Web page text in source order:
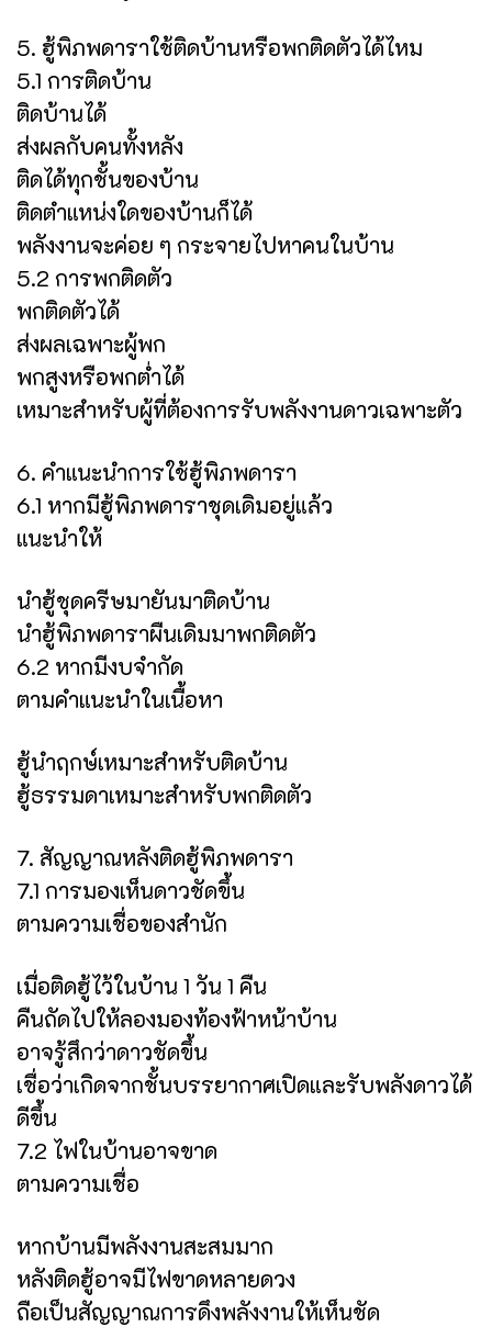
5. ฮู้พิภพดาราใช้ติดบ้านหรือพกติดตัวได้ไหม
5.1 การติดบ้าน
ติดบ้านได้
ส่งผลกับคนทั้งหลัง
ติดได้ทุกชั้นของบ้าน
ติดตำแหน่งใดของบ้านก็ได้
พลังงานจะค่อย ๆ กระจายไปหาคนในบ้าน
5.2 การพกติดตัว
พกติดตัวได้
ส่งผลเฉพาะผู้พก
พกสูงหรือพกต่ำได้
เหมาะสำหรับผู้ที่ต้องการรับพลังงานดาวเฉพาะตัว
6. คำแนะนำการใช้ฮู้พิภพดารา
6.1 หากมีฮู้พิภพดาราชุดเดิมอยู่แล้ว
แนะนำให้
นำฮู้ชุดครีษมายันมาติดบ้าน
นำฮู้พิภพดาราผืนเดิมมาพกติดตัว
6.2 หากมีงบจำกัด
ตามคำแนะนำในเนื้อหา
ฮู้นำฤกษ์เหมาะสำหรับติดบ้าน
ฮู้ธรรมดาเหมาะสำหรับพกติดตัว
7. สัญญาณหลังติดฮู้พิภพดารา
7.1 การมองเห็นดาวชัดขึ้น
ตามความเชื่อของสำนัก
เมื่อติดฮู้ไว้ในบ้าน 1 วัน 1 คืน
คืนถัดไปให้ลองมองท้องฟ้าหน้าบ้าน
อาจรู้สึกว่าดาวชัดขึ้น
เชื่อว่าเกิดจากชั้นบรรยากาศเปิดและรับพลังดาวได้
ดีขึ้น
7.2 ไฟในบ้านอาจขาด
ตามความเชื่อ
หากบ้านมีพลังงานสะสมมาก
หลังติดฮู้อาจมีไฟขาดหลายดวง
ถือเป็นสัญญาณการดึงพลังงานให้เห็นชัด